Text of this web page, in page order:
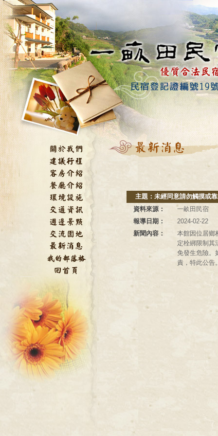
主題：未經同意請勿觸摸或
資料來源：
一畝田民宿
報導日期：
2024-02-22
新聞內容：
本館因位居鄉
定栓綁限制其
免發生危險。
責，特此公告